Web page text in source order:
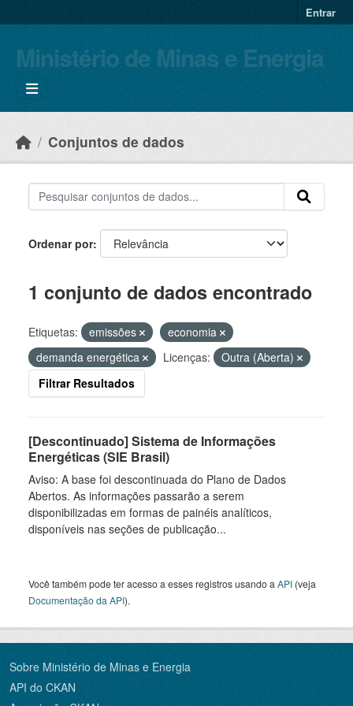
Entrar
Ministério de Minas e Energia
Conjuntos de dados
Ordenar por
1 conjunto de dados encontrado
Etiquetas: emissões
economia
demanda energética
Licenças:
Outra (Aberta)
Filtrar Resultados
[Descontinuado] Sistema de Informações
Energéticas (SIE Brasil)
Aviso: A base foi descontinuada do Plano de Dados
Abertos. As informações passarão a serem
disponibilizadas em formas de painéis analíticos,
disponíveis nas seções de publicação...
Você também pode ter acesso a esses registros usando a API (veja
Documentação da API).
Sobre Ministério de Minas e Energia
API do CKAN